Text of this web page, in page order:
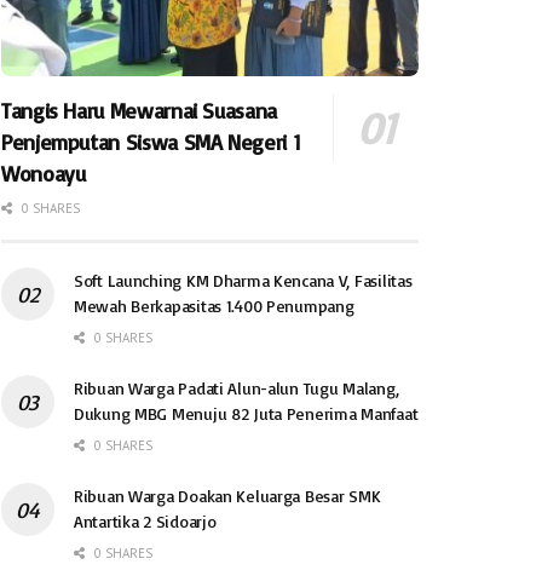
Tangis Haru Mewarnai Suasana
Penjemputan Siswa SMA Negeri 1
Wonoayu
0 SHARES
Soft Launching KM Dharma Kencana V, Fasilitas
Mewah Berkapasitas 1.400 Penumpang
0 SHARES
Ribuan Warga Padati Alun-alun Tugu Malang,
Dukung MBG Menuju 82 Juta Penerima Manfaat
0 SHARES
Ribuan Warga Doakan Keluarga Besar SMK
Antartika 2 Sidoarjo
0 SHARES